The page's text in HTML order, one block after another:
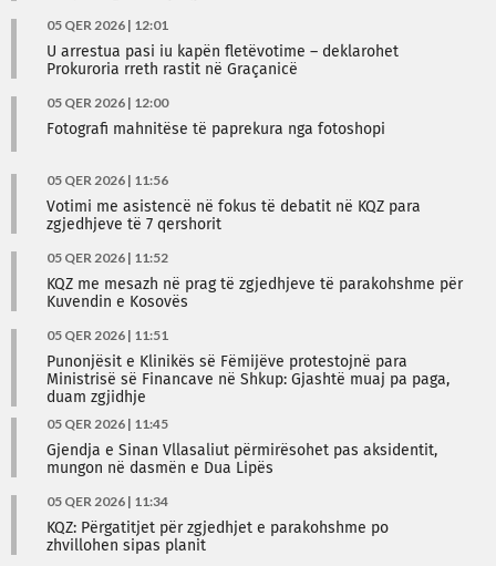
05 QER 2026 | 12:01
U arrestua pasi iu kapën fletëvotime – deklarohet
Prokuroria rreth rastit në Graçanicë
05 QER 2026 | 12:00
Fotografi mahnitëse të paprekura nga fotoshopi
05 QER 2026 | 11:56
Votimi me asistencë në fokus të debatit në KQZ para
zgjedhjeve të 7 qershorit
05 QER 2026 | 11:52
KQZ me mesazh në prag të zgjedhjeve të parakohshme për
Kuvendin e Kosovës
05 QER 2026 | 11:51
Punonjësit e Klinikës së Fëmijëve protestojnë para
Ministrisë së Financave në Shkup: Gjashtë muaj pa paga,
duam zgjidhje
05 QER 2026 | 11:45
Gjendja e Sinan Vllasaliut përmirësohet pas aksidentit,
mungon në dasmën e Dua Lipës
05 QER 2026 | 11:34
KQZ: Përgatitjet për zgjedhjet e parakohshme po
zhvillohen sipas planit